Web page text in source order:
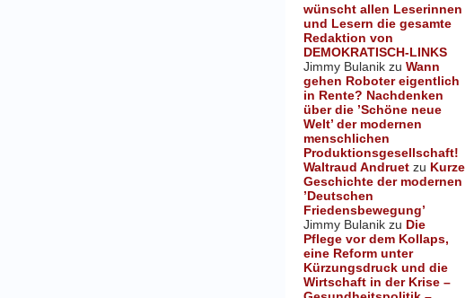
wünscht allen Leserinnen
und Lesern die gesamte
Redaktion von
DEMOKRATISCH-LINKS
Jimmy Bulanik zu Wann
gehen Roboter eigentlich
in Rente? Nachdenken
über die ’Schöne neue
Welt’ der modernen
menschlichen
Produktionsgesellschaft!
Waltraud Andruet zu Kurze
Geschichte der modernen
’Deutschen
Friedensbewegung’
Jimmy Bulanik zu Die
Pflege vor dem Kollaps,
eine Reform unter
Kürzungsdruck und die
Wirtschaft in der Krise –